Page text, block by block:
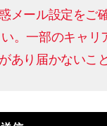
ール設定をご
。一部のキャリ
り届かないこ